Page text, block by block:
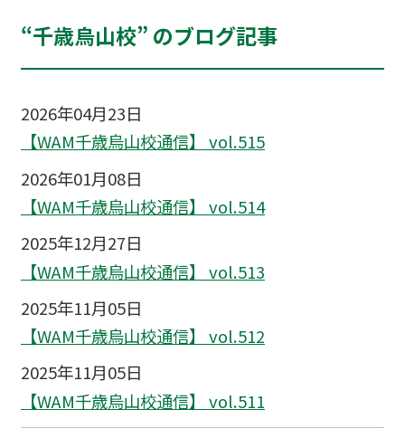
“千歳烏山校” のブログ記事
2026年04月23日
【WAM千歳烏山校通信】 vol.515
2026年01月08日
【WAM千歳烏山校通信】 vol.514
2025年12月27日
【WAM千歳烏山校通信】 vol.513
2025年11月05日
【WAM千歳烏山校通信】 vol.512
2025年11月05日
【WAM千歳烏山校通信】 vol.511